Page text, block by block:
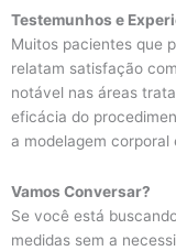
Testemunhos e
Muitos pacientes que
relatam satisfação
notável nas áreas
eficácia do
a modelagem corporal
Vamos Conversar?
Se você está
medidas sem a